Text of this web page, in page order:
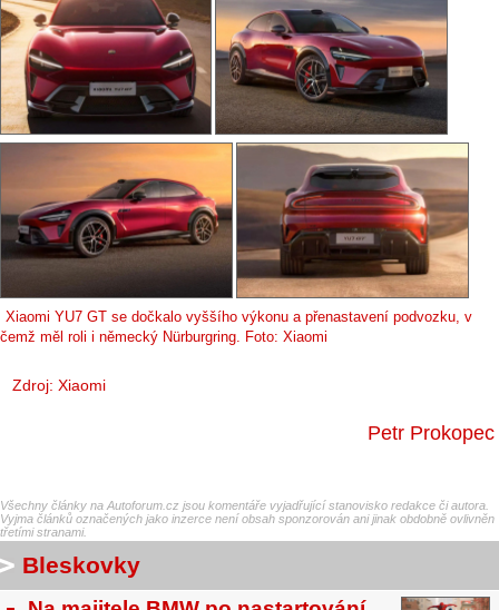
Xiaomi YU7 GT se dočkalo vyššího výkonu a přenastavení podvozku, v
čemž měl roli i německý Nürburgring. Foto: Xiaomi
Zdroj: Xiaomi
Petr Prokopec
Všechny články na Autoforum.cz jsou komentáře vyjadřující stanovisko redakce či autora.
Vyjma článků označených jako inzerce není obsah sponzorován ani jinak obdobně ovlivněn
třetími stranami.
Bleskovky